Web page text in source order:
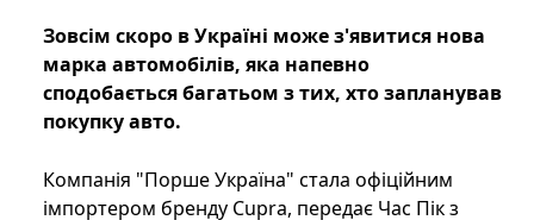
Зовсім скоро в Україні може з'явитися нова
марка автомобілів, яка напевно
сподобається багатьом з тих, хто запланував
покупку авто.
Компанія "Порше Україна" стала офіційним
імпортером бренду Cupra, передає Час Пік з